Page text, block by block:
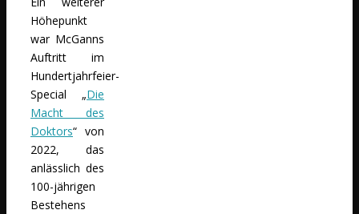
Höhepunkt
war McGanns
Auftritt im
Hundertjahrfeier-
Special „Die
Macht des
Doktors“ von
2022, das
anlässlich des
100-jährigen
Bestehens